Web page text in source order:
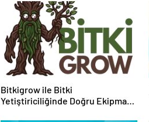
Bitkigrow ile Bitki
Yetiştiriciliğinde Doğru Ekipman